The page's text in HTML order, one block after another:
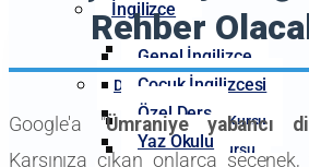
YDS
YDT
Diğer Diller
Almanca Dil Kursu
Arapça Dil Kursu
İngilizce
Genel İngilizce
Çocuk İngilizcesi
Özel Ders
Yaz Okulu
Rehber
Google'a "Ümraniye yabancı
Karşınıza çıkan onlarca